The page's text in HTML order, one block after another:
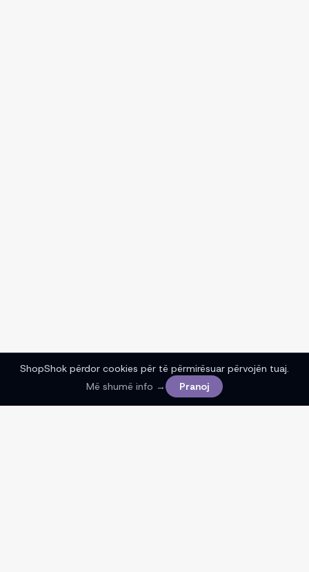
ShopShok përdor cookies për të përmirësuar përvojën tuaj.
Më shumë info →
Pranoj